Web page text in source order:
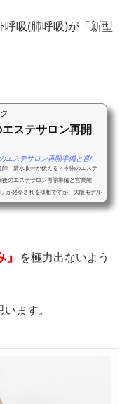
呼吸(肺呼吸)が「新型
ステサロン再開
エステサロン再開準備と営/
師 清水收一が伝える＜本物のエステ
のエステサロン再開準備と営業態
が発令される様相ですが、大阪モデル
を極力出ないよう
ます。